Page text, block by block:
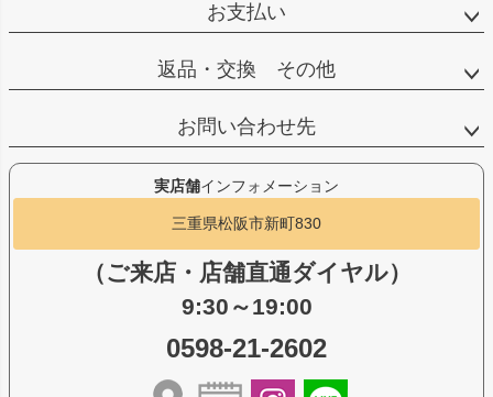
お支払い
返品・交換 その他
お問い合わせ先
実店舗インフォメーション
三重県松阪市新町830
（ご来店・店舗直通ダイヤル）
9:30～19:00
0598-21-2602